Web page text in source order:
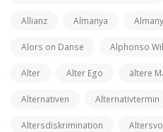
Allianz Almanya
Alors on Danse Alphonso
Alter Alter Ego ältere
Alternativen Alternativtermin
Altersdiskrimination